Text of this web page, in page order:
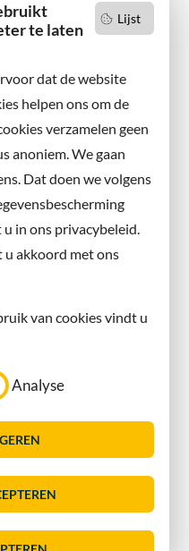
Lijst
te laten
dat de website
helpen ons om de
verzamelen geen
anoniem. We gaan
Dat doen we volgens
in ons privacybeleid.
u akkoord met ons
van cookies vindt u
Analyse